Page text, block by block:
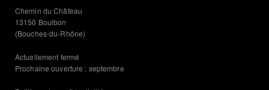
Chemin du Château
13150 Boulbon
(Bouches-du-Rhône)
Actuellement fermé
Prochaine ouverture : septembre